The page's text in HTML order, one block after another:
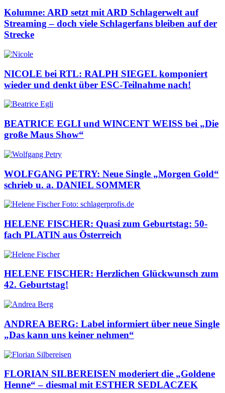
Kolumne: ARD setzt mit ARD Schlagerwelt auf
Streaming – doch viele Schlagerfans bleiben auf der
Strecke
NICOLE bei RTL: RALPH SIEGEL komponiert
wieder und denkt über ESC-Teilnahme nach!
BEATRICE EGLI und WINCENT WEISS bei „Die
große Maus Show“
WOLFGANG PETRY: Neue Single „Morgen Gold“
schrieb u. a. DANIEL SOMMER
HELENE FISCHER: Quasi zum Geburtstag: 50-
fach PLATIN aus Österreich
HELENE FISCHER: Herzlichen Glückwunsch zum
42. Geburtstag!
ANDREA BERG: Label informiert über neue Single
„Das kann uns keiner nehmen“
FLORIAN SILBEREISEN moderiert die „Goldene
Henne“ – diesmal mit ESTHER SEDLACZEK